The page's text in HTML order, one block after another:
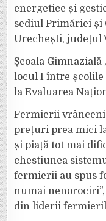
energetice și
sediul Primăriei și
Urechești, județul
Școala Gimnazială
locul I între școlile
la Evaluarea
Fermierii vrânceni
prețuri prea mici
și piață tot mai
chestiunea
fermierii au spus
numai
din liderii